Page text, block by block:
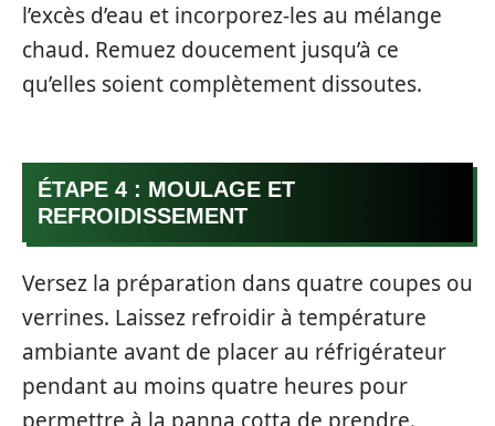
l’excès d’eau et incorporez-les au mélange
chaud. Remuez doucement jusqu’à ce
qu’elles soient complètement dissoutes.
ÉTAPE 4 : MOULAGE ET
REFROIDISSEMENT
Versez la préparation dans quatre coupes ou
verrines. Laissez refroidir à température
ambiante avant de placer au réfrigérateur
pendant au moins quatre heures pour